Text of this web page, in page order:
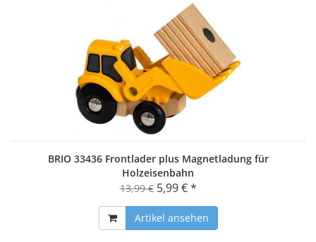
BRIO 33436 Frontlader plus Magnetladung für
Holzeisenbahn
13,99 € 5,99 € *
Artikel ansehen